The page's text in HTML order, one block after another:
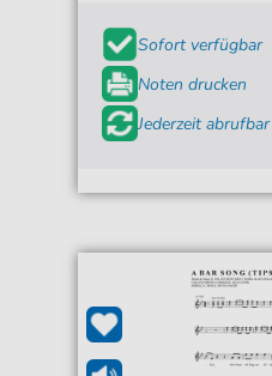
Sofort verfügbar
Noten drucken
Jederzeit abrufbar